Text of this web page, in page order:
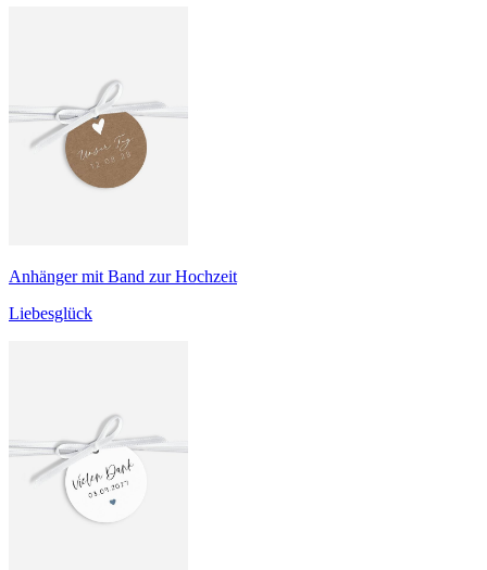
Anhänger mit Band zur Hochzeit
Liebesglück